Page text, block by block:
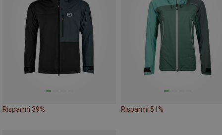
Risparmi 39% Risparmi 51%